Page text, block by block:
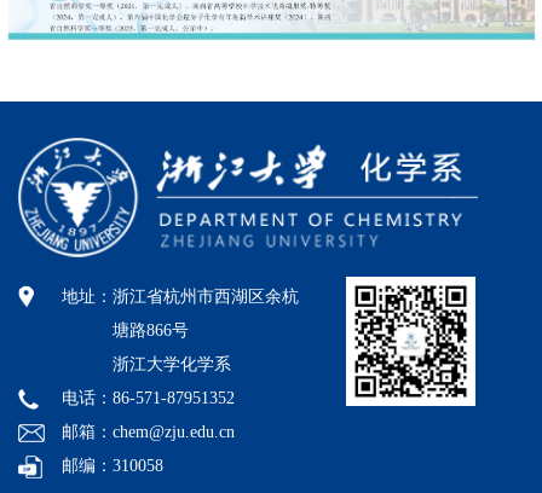
地址： 浙江省杭州市西湖区余杭
塘路866号
浙江大学化学系
电话：86-571-87951352
邮箱：chem@zju.edu.cn
邮编：310058